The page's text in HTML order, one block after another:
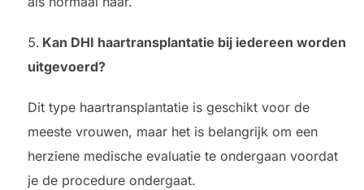
Kan DHI haartransplantatie bij iedereen worden
uitgevoerd?
Dit type haartransplantatie is geschikt voor de
meeste vrouwen, maar het is belangrijk om een
herziene medische evaluatie te ondergaan voordat
je de procedure ondergaat.